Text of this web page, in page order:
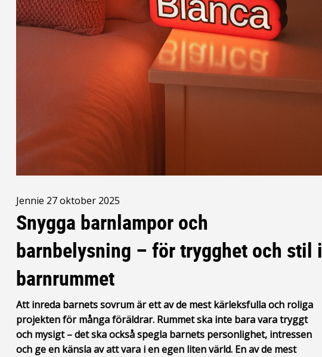
Jennie 27 oktober 2025
Snygga barnlampor och
barnbelysning – för trygghet och stil i
barnrummet
Att inreda barnets sovrum är ett av de mest kärleksfulla och roliga
projekten för många föräldrar. Rummet ska inte bara vara tryggt
och mysigt – det ska också spegla barnets personlighet, intressen
och ge en känsla av att vara i en egen liten värld. En av de mest